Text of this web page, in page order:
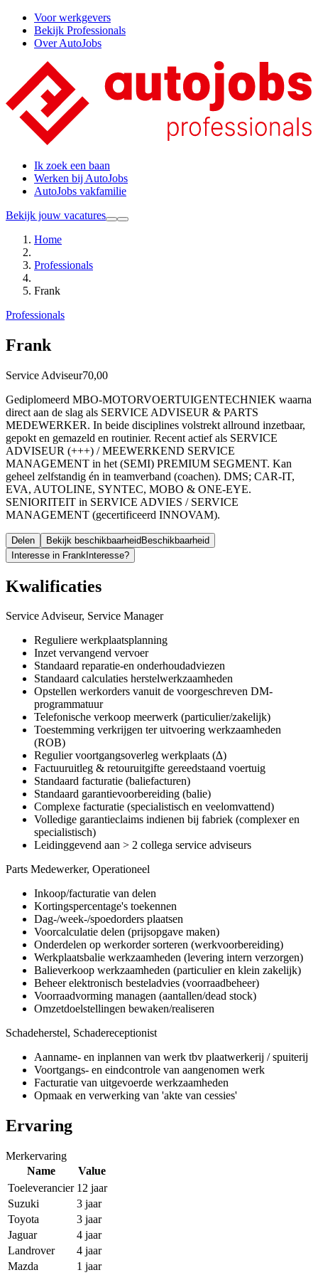
Voor werkgevers
Bekijk Professionals
Over AutoJobs
Ik zoek een baan
Werken bij AutoJobs
AutoJobs vakfamilie
Bekijk jouw vacatures
Home
Professionals
Frank
Professionals
Frank
Service Adviseur70,00
Gediplomeerd MBO-MOTORVOERTUIGENTECHNIEK waarna
direct aan de slag als SERVICE ADVISEUR & PARTS
MEDEWERKER. In beide disciplines volstrekt allround inzetbaar,
gepokt en gemazeld en routinier. Recent actief als SERVICE
ADVISEUR (+++) / MEEWERKEND SERVICE
MANAGEMENT in het (SEMI) PREMIUM SEGMENT. Kan
geheel zelfstandig én in teamverband (coachen). DMS; CAR-IT,
EVA, AUTOLINE, SYNTEC, MOBO & ONE-EYE.
SENIORITEIT in SERVICE ADVIES / SERVICE
MANAGEMENT (gecertificeerd INNOVAM).
Delen Bekijk beschikbaarheidBeschikbaarheid
Interesse in FrankInteresse?
Kwalificaties
Service Adviseur, Service Manager
Reguliere werkplaatsplanning
Inzet vervangend vervoer
Standaard reparatie-en onderhoudadviezen
Standaard calculaties herstelwerkzaamheden
Opstellen werkorders vanuit de voorgeschreven DM-
programmatuur
Telefonische verkoop meerwerk (particulier/zakelijk)
Toestemming verkrijgen ter uitvoering werkzaamheden
(ROB)
Regulier voortgangsoverleg werkplaats (∆)
Factuuruitleg & retouruitgifte gereedstaand voertuig
Standaard facturatie (baliefacturen)
Standaard garantievoorbereiding (balie)
Complexe facturatie (specialistisch en veelomvattend)
Volledige garantieclaims indienen bij fabriek (complexer en
specialistisch)
Leidinggevend aan > 2 collega service adviseurs
Parts Medewerker, Operationeel
Inkoop/facturatie van delen
Kortingspercentage's toekennen
Dag-/week-/spoedorders plaatsen
Voorcalculatie delen (prijsopgave maken)
Onderdelen op werkorder sorteren (werkvoorbereiding)
Werkplaatsbalie werkzaamheden (levering intern verzorgen)
Balieverkoop werkzaamheden (particulier en klein zakelijk)
Beheer elektronisch besteladvies (voorraadbeheer)
Voorraadvorming managen (aantallen/dead stock)
Omzetdoelstellingen bewaken/realiseren
Schadeherstel, Schadereceptionist
Aanname- en inplannen van werk tbv plaatwerkerij / spuiterij
Voortgangs- en eindcontrole van aangenomen werk
Facturatie van uitgevoerde werkzaamheden
Opmaak en verwerking van 'akte van cessies'
Ervaring
Merkervaring
Name
Value
Toeleverancier 12 jaar
Suzuki
3 jaar
Toyota
3 jaar
Jaguar
4 jaar
Landrover
4 jaar
Mazda
1 jaar